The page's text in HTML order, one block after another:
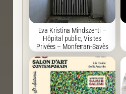
Eva Kristina Mindszenti –
Hôpital public, Visites
Privées – Monferran-Savès